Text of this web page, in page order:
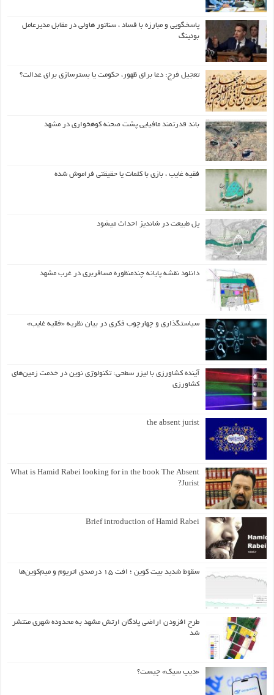
پاسخگویی و مبارزه با فساد ، سناتور هاولی در مقابل مدیرعامل
بوئینگ
تعجیل فرج: دعا برای ظهور، حکومت یا بسترسازی برای عدالت؟
باند قدرتمند مافیایی پشت صحنه کوهخواری در مشهد
فقیه غایب ، بازی با کلمات یا حقیقتی فراموش شده
پل طبیعت در شاندیز احداث میشود
دانلود نقشه پایانه چندمنظوره مسافربری در غرب مشهد
سیاستگذاری و چهارچوب فکری در بیان نظریه «فقیه غایب»
آینده کشاورزی با لیزر سطحی: تکنولوژی نوین در خدمت زمین‌های
کشاورزی
the absent jurist
What is Hamid Rabei looking for in the book The Absent
Jurist?
Brief introduction of Hamid Rabei
سقوط شدید بیت کوین ؛ افت ۱۵ درصدی اتریوم و میم‌کوین‌ها
طرح افزودن اراضی پادگان ارتش مشهد به محدوده شهری منتشر
شد
«دیپ سیک» چیست؟